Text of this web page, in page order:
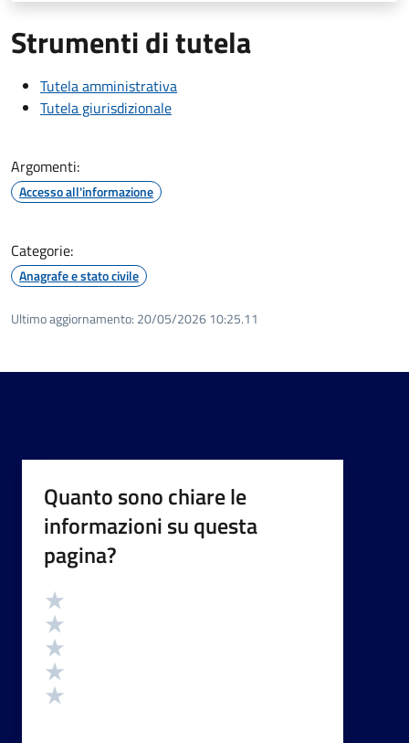
Strumenti di tutela
Tutela amministrativa
Tutela giurisdizionale
Argomenti:
Accesso all'informazione
Categorie:
Anagrafe e stato civile
Ultimo aggiornamento: 20/05/2026 10:25.11
Quanto sono chiare le
informazioni su questa
pagina?
Valutazione